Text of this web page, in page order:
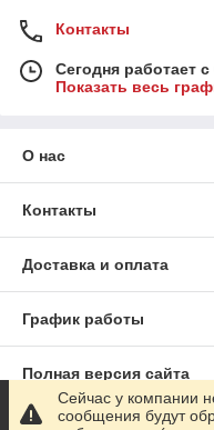
Контакты
Сегодня работает
Показать весь
О нас
Контакты
Доставка и оплата
График работы
Полная версия сайта
Сейчас у компании
сообщения будут